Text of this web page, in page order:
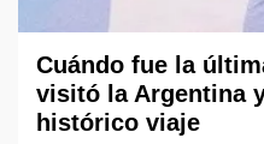
Cuándo fue la
visitó la Argentina
histórico viaje